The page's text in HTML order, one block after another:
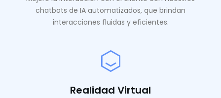
chatbots de IA automatizados, que brindan
interacciones fluidas y eficientes.
Realidad Virtual